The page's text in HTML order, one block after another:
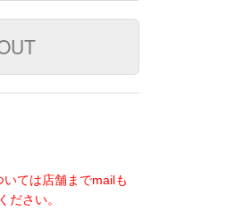
ては店舗までmailも
ださい。